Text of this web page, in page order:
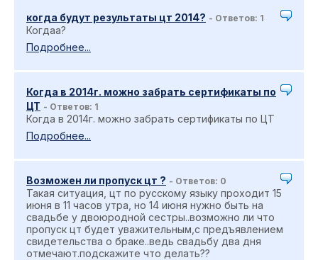
когда будут результаты цт 2014? - Ответов: 1
Когдаа?
Подробнее...
Когда в 2014г. можно забрать сертификаты по
ЦТ - Ответов: 1
Когда в 2014г. можно забрать сертификаты по ЦТ
Подробнее...
Возможен ли пропуск цт ? - Ответов: 0
Такая ситуация, цт по русскому языку проходит 15
июня в 11 часов утра, но 14 июня нужно быть на
свадьбе у двоюродной сестры..возможно ли что
пропуск цт будет уважительным,с предъявлением
свидетельства о браке..ведь свадьбу два дня
отмечают.подскажите что делать??